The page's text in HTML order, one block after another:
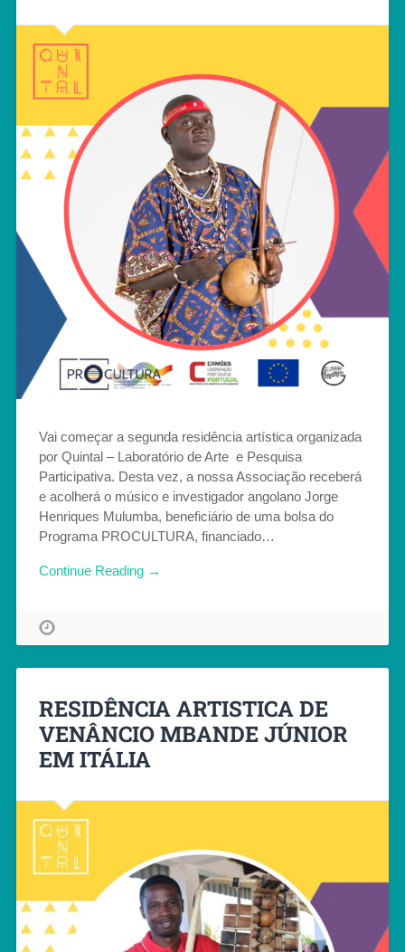
Vai começar a segunda residência artística organizada
por Quintal – Laboratório de Arte e Pesquisa
Participativa. Desta vez, a nossa Associação receberá
e acolherá o músico e investigador angolano Jorge
Henriques Mulumba, beneficiário de uma bolsa do
Programa PROCULTURA, financiado…
Continue Reading →
RESIDÊNCIA ARTISTICA DE
VENÂNCIO MBANDE JÚNIOR
EM ITÁLIA